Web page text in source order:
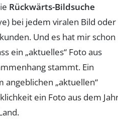
Rückwärts-Bildsuche
bei jedem viralen Bild oder
Und es hat mir schon
ein „aktuelles“ Foto aus
stammt. Ein
angeblichen „aktuellen“
ein Foto aus dem